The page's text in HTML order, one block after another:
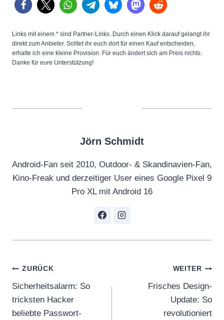
Links mit einem * sind Partner-Links. Durch einen Klick darauf gelangt ihr
direkt zum Anbieter. Solltet ihr euch dort für einen Kauf entscheiden,
erhalte ich eine kleine Provision. Für euch ändert sich am Preis nichts.
Danke für eure Unterstützung!
Jörn Schmidt
Android-Fan seit 2010, Outdoor- & Skandinavien-Fan,
Kino-Freak und derzeitiger User eines Google Pixel 9
Pro XL mit Android 16
Beitragsnavigation
ZURÜCK
Sicherheitsalarm: So
tricksten Hacker
beliebte Passwort-
WEITER
Frisches Design-
Update: So
revolutioniert